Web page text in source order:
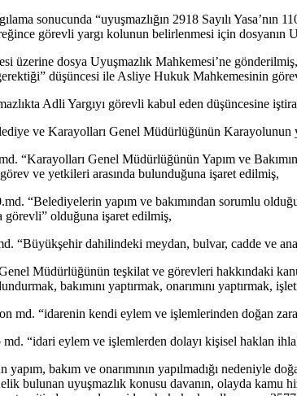
sonucunda “uyuşmazlığın 2918 Sayılı
görevli yargı kolunun belirlenmesi için dosyanın
üzerine dosya Uyuşmazlık Mahkemesi’ne
düşüncesi ile Asliye Hukuk Mahkemesinin
Adli Yargıyı görevli kabul eden düşüncesine
ve Karayolları Genel Müdürlüğünün Karayolunun
“Karayolları Genel Müdürlüğünün Yapım ve
ve yetkileri arasında bulunduğuna işaret edilmiş,
“Belediyelerin yapım ve bakımından sorumlu
olduğuna işaret edilmiş,
“Büyükşehir dahilindeki meydan, bulvar, cadde ve
Müdürlüğünün teşkilat ve görevleri hakkındaki
bakımını yaptırmak, onarımını
md. “idarenin kendi eylem ve işlemlerinden doğan
“idari eylem ve işlemlerden dolayı kişisel haklan ihlal
bakım ve onarımının yapılmadığı nedeniyle
bulunan uyuşmazlık konusu davanın, olayda